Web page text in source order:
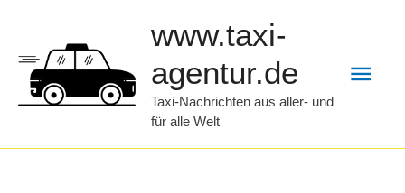
springen
www.taxi-
agentur.de
Taxi-Nachrichten aus aller- und
für alle Welt